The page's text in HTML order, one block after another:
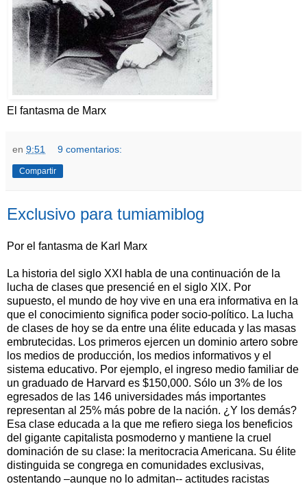
El fantasma de Marx
en 9:51 9 comentarios:
Compartir
Exclusivo para tumiamiblog
Por el fantasma de Karl Marx
La historia del siglo XXI habla de una continuación de la
lucha de clases que presencié en el siglo XIX. Por
supuesto, el mundo de hoy vive en una era informativa en la
que el conocimiento significa poder socio-político. La lucha
de clases de hoy se da entre una élite educada y las masas
embrutecidas. Los primeros ejercen un dominio artero sobre
los medios de producción, los medios informativos y el
sistema educativo. Por ejemplo, el ingreso medio familiar de
un graduado de Harvard es $150,000. Sólo un 3% de los
egresados de las 146 universidades más importantes
representan al 25% más pobre de la nación. ¿Y los demás?
Esa clase educada a la que me refiero siega los beneficios
del gigante capitalista posmoderno y mantiene la cruel
dominación de su clase: la meritocracia Americana. Su élite
distinguida se congrega en comunidades exclusivas,
ostentando –aunque no lo admitan-- actitudes racistas